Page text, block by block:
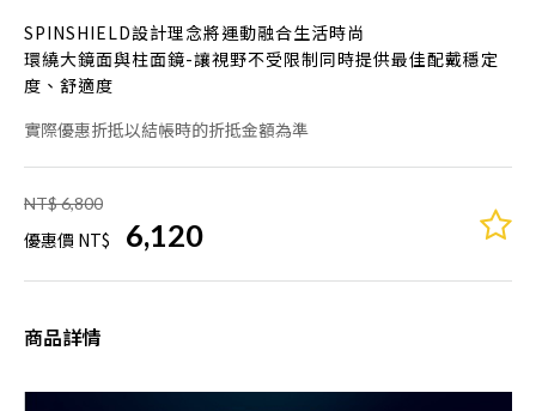
SPINSHIELD設計理念將運動融合生活時尚
環繞大鏡面與柱面鏡-讓視野不受限制同時提供最佳配戴穩定
度、舒適度
實際優惠折抵以結帳時的折抵金額為準
NT$ 6,800
優惠價 NT$ 6,120
商品詳情